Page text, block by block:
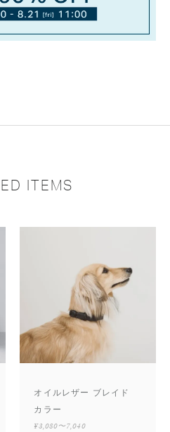
ITEMS
オイルレザー ブレイド
カラー
¥3,080〜7,040